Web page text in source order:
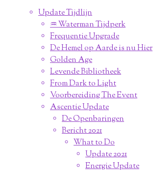
Update Tijdlijn
♒︎ Waterman Tijdperk
Frequentie Upgrade
De Hemel op Aarde is nu Hier
Golden Age
Levende Bibliotheek
From Dark to Light
Voorbereiding The Event
Ascentie Update
De Openbaringen
Bericht 2021
What to Do
Update 2021
Energie Update